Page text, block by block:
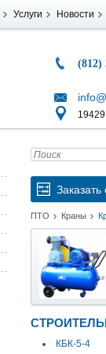
Услуги Новости
(812)
Заказать
ПТО Краны
КБК-5-4